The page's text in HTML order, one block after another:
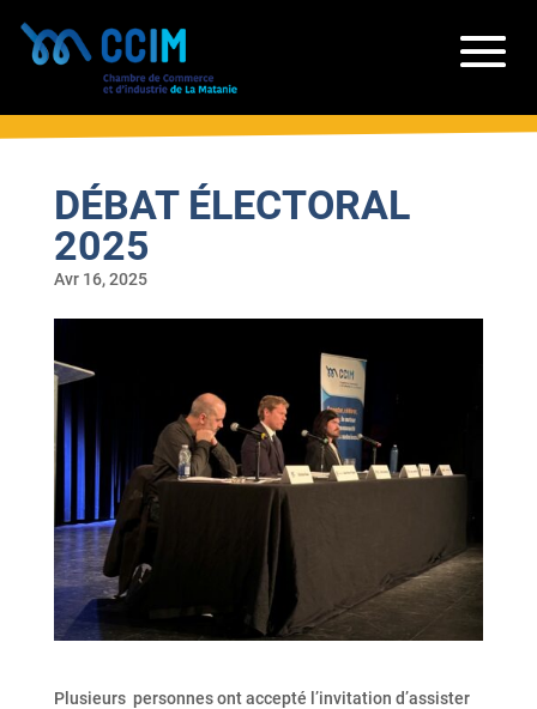
DÉBAT ÉLECTORAL
2025
Avr 16, 2025
Plusieurs personnes ont accepté l’invitation d’assister